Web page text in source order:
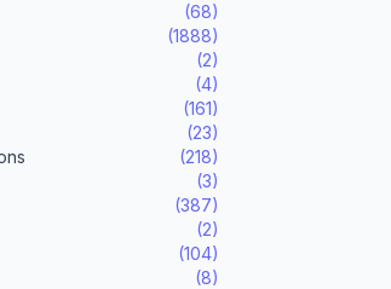
(68)
(1888)
(2)
(4)
(161)
(23)
(218)
(3)
(387)
(2)
(104)
(8)